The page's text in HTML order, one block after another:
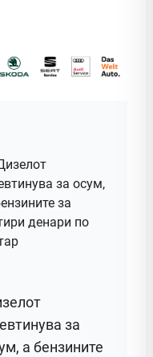
за
а бензините